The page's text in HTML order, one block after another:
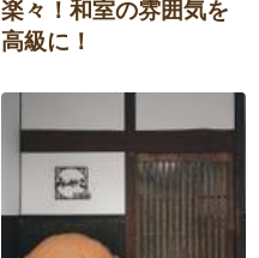
和室
階段
趣味部屋
古民家再生
子どもの成長に合わせて
定年を機に
楽々！和室の雰囲気を
高級に！